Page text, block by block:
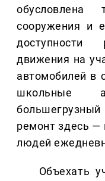
обусловлена
сооружения и
доступности
движения на
автомобилей в
школьные
ремонт здесь —
людей
Объехать